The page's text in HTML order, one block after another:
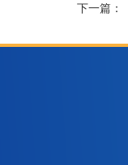
下一篇：